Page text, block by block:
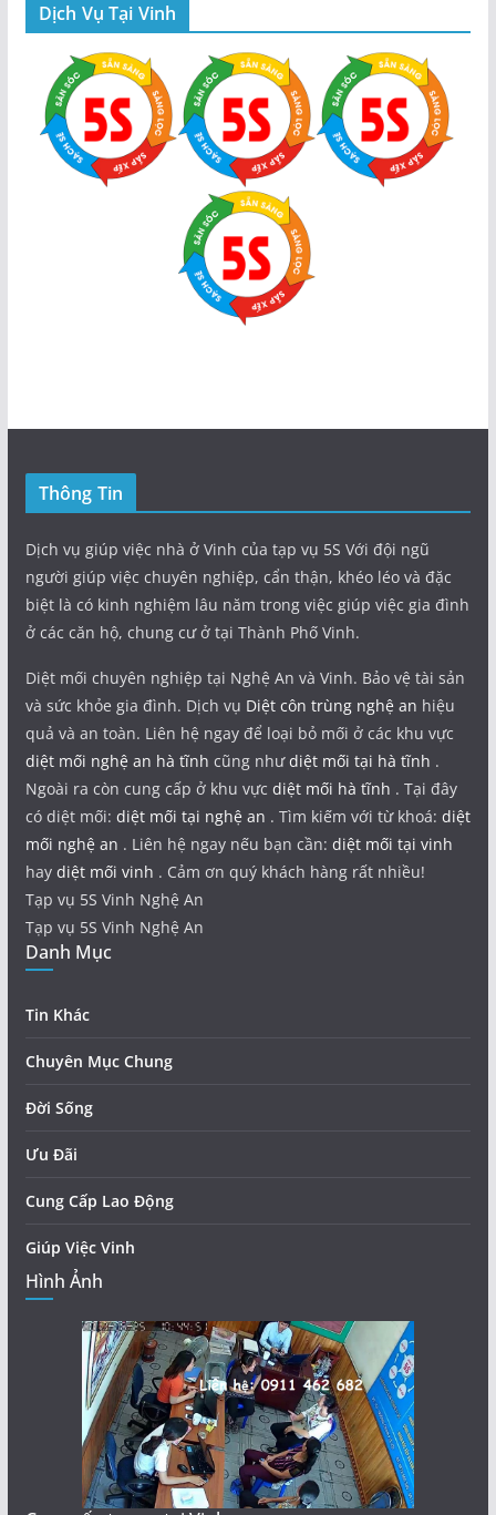
Dịch Vụ Tại Vinh
Thông Tin
Dịch vụ giúp việc nhà ở Vinh của tạp vụ 5S Với đội ngũ
người giúp việc chuyên nghiệp, cẩn thận, khéo léo và đặc
biệt là có kinh nghiệm lâu năm trong việc giúp việc gia đình
ở các căn hộ, chung cư ở tại Thành Phố Vinh.
Diệt mối chuyên nghiệp tại Nghệ An và Vinh. Bảo vệ tài sản
và sức khỏe gia đình. Dịch vụ Diệt côn trùng nghệ an hiệu
quả và an toàn. Liên hệ ngay để loại bỏ mối ở các khu vực
diệt mối nghệ an hà tĩnh cũng nhưdiệt mối tại hà tĩnh .
Ngoài ra còn cung cấp ở khu vực diệt mối hà tĩnh . Tại đây
có diệt mối: diệt mối tại nghệ an . Tìm kiếm với từ khoá: diệt
mối nghệ an . Liên hệ ngay nếu bạn cần: diệt mối tại vinh
hay diệt mối vinh . Cảm ơn quý khách hàng rất nhiều!
Tạp vụ 5S Vinh Nghệ An
Tạp vụ 5S Vinh Nghệ An
Danh Mục
Tin Khác
Chuyên Mục Chung
Đời Sống
Ưu Đãi
Cung Cấp Lao Động
Giúp Việc Vinh
Hình Ảnh